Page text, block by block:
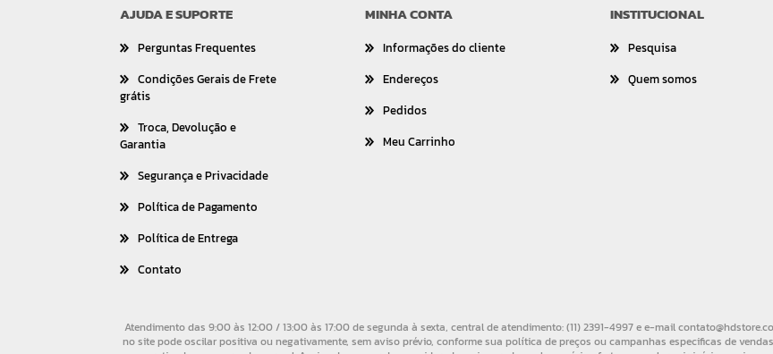
AJUDA E SUPORTE
Perguntas Frequentes
Condições Gerais de Frete
grátis
Troca, Devolução e
Garantia
Segurança e Privacidade
Política de Pagamento
Política de Entrega
Contato
MINHA CONTA
Informações do cliente
Endereços
Pedidos
Meu Carrinho
INSTITUCIONAL
Pesquisa
Quem somos